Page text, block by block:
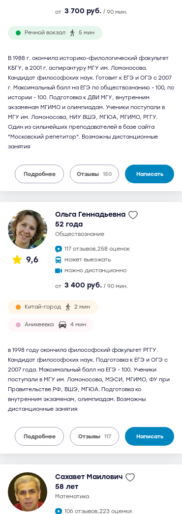
от 3 700 руб. / 90 мин.
Речной вокзал 5 мин
В 1988 г. окончила историко-филологический факультет
КБГУ, в 2001 г. аспирантуру МГУ им. Ломоносова.
Кандидат философских наук. Готовит к ЕГЭ и ОГЭ с 2007
г. Максимальный балл на ЕГЭ по обществознанию - 100, по
истории - 100. Подготовка к ДВИ МГУ, внутренним
экзаменам МГИМО и олимпиадам. Ученики поступали в
МГУ им. Ломоносова, НИУ ВШЭ, МГЮА, МГИМО, РГГУ.
Один из сильнейших преподавателей в базе сайта
"Московский репетитор". Возможны дистанционные
занятия
Подробнее Отзывы 150 Написать
9,6
Ольга Геннадьевна
52 года
обществознание
117 отзывов,258 оценок
может выезжать
можно дистанционно
от 3 400 руб. / 90 мин.
Китай-город 2 мин
Аникеевка 4 мин
в 1998 году окончила философский факультет РГГУ.
Кандидат философских наук. Подготовка к ЕГЭ и ОГЭ с
2007 года. Максимальный балл на ЕГЭ - 100. Ученики
поступали в МГУ им. Ломоносова, МЭСИ, МГИМО, ФУ при
Правительстве РФ, ВШЭ, МГЮА. Подготовка ко
внутренним экзаменам, олимпиадам. Возможны
дистанционные занятия
Подробнее Отзывы 117 Написать
Сахавет Маилович
58 лет
математика
106 отзывов,223 оценки